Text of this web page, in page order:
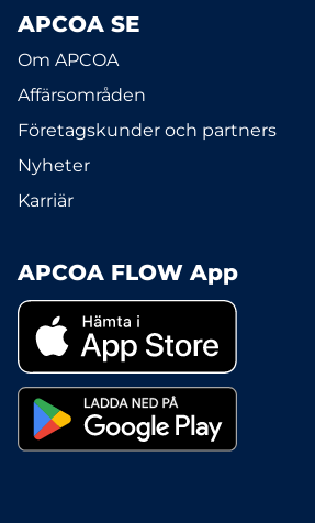
APCOA SE
Om APCOA
Affärsområden
Företagskunder och partners
Nyheter
Karriär
APCOA FLOW App